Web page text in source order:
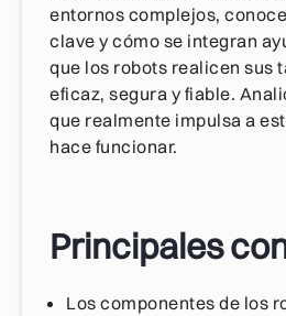
entornos complejos,
clave y cómo se integran
que los robots realicen sus
eficaz, segura y fiable.
que realmente impulsa a
hace funcionar.
Principales
Los componentes de los